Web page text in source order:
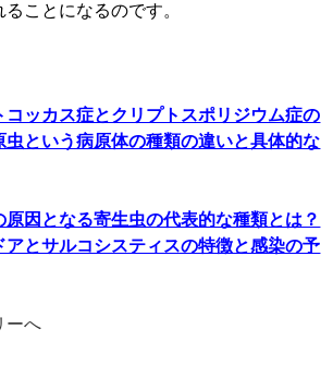
ことになるのです。
コッカス症とクリプトスポリジウム症の
虫という病原体の種類の違いと具体的な
原因となる寄生虫の代表的な種類とは？
とサルコシスティスの特徴と感染の予
ーへ